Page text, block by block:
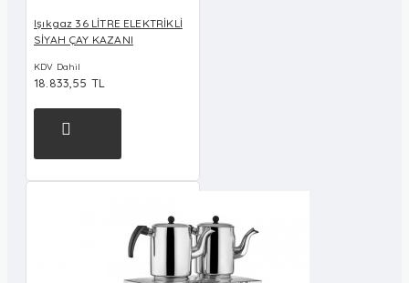
Işıkgaz 36 LİTRE ELEKTRİKLİ
SİYAH ÇAY KAZANI
KDV Dahil
18.833,55 TL